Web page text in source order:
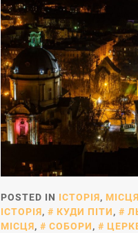
POSTED IN ІСТОРІЯ, МІСЦЯ
ІСТОРІЯ, КУДИ ПІТИ,
МІСЦЯ, СОБОРИ,